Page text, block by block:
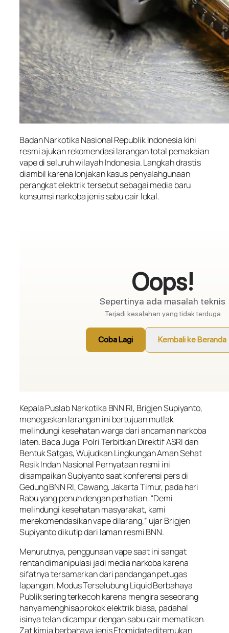
Badan Narkotika Nasional Republik Indonesia kini
resmi ajukan rekomendasi larangan total pemakaian
vape di seluruh wilayah Indonesia. Langkah drastis
diambil karena lonjakan kasus penyalahgunaan
perangkat elektrik tersebut sebagai media baru
konsumsi narkoba jenis sabu cair lokal.
Kepala Puslab Narkotika BNN RI, Brigjen Supiyanto,
menegaskan larangan ini bertujuan mutlak
melindungi kesehatan warga dari ancaman narkoba
laten. Baca Juga: Polri Terbitkan Direktif ASRI dan
Bentuk Satgas, Wujudkan Lingkungan Aman Sehat
Resik Indah Nasional Pernyataan resmi ini
disampaikan Supiyanto saat konferensi pers di
Gedung BNN RI, Cawang, Jakarta Timur, pada hari
Rabu yang penuh dengan perhatian. “Demi
melindungi kesehatan masyarakat, kami
merekomendasikan vape dilarang,” ujar Brigjen
Supiyanto dikutip dari laman resmi BNN.
Menurutnya, penggunaan vape saat ini sangat
rentan dimanipulasi jadi media narkoba karena
sifatnya tersamarkan dari pandangan petugas
lapangan. Modus Terselubung Liquid Berbahaya
Publik sering terkecoh karena mengira seseorang
hanya menghisap rokok elektrik biasa, padahal
isinya telah dicampur dengan sabu cair mematikan.
Zat kimia berbahaya jenis Etomidate ditemukan